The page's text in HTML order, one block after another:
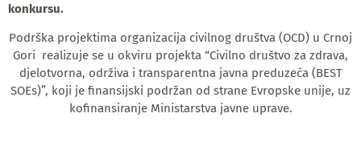
konkursu.
Podrška projektima organizacija civilnog društva (OCD) u Crnoj
Gori realizuje se u okviru projekta “Civilno društvo za zdrava,
djelotvorna, održiva i transparentna javna preduzeća (BEST
SOEs)”, koji je finansijski podržan od strane Evropske unije, uz
kofinansiranje Ministarstva javne uprave.